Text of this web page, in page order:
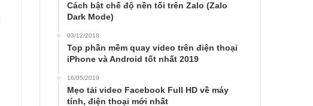
Cách bật chế độ nền tối trên Zalo (Zalo
Dark Mode)
03/12/2018
Top phần mềm quay video trên điện thoại
iPhone và Android tốt nhất 2019
16/05/2019
Mẹo tải video Facebook Full HD về máy
tính, điện thoại mới nhất